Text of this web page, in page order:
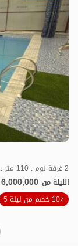
2 غرفة نوم . 110 متر . حتى 12 ضيف
الليلة من 6,000,000
10٪ خصم من ليلة 5